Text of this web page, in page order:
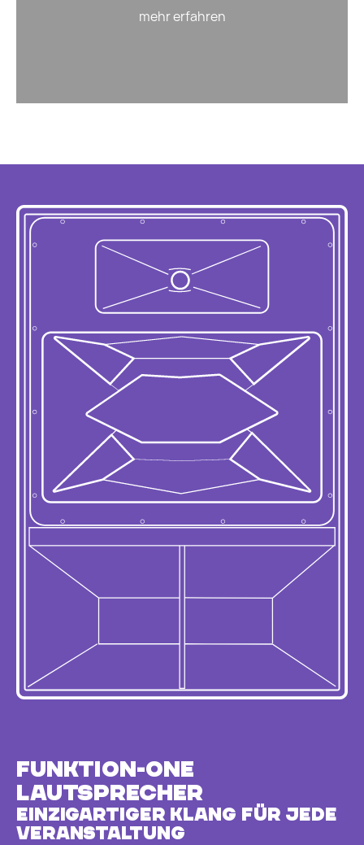
mehr erfahren
Funktion-One
Lautsprecher
Einzigartiger Klang für jede
Veranstaltung